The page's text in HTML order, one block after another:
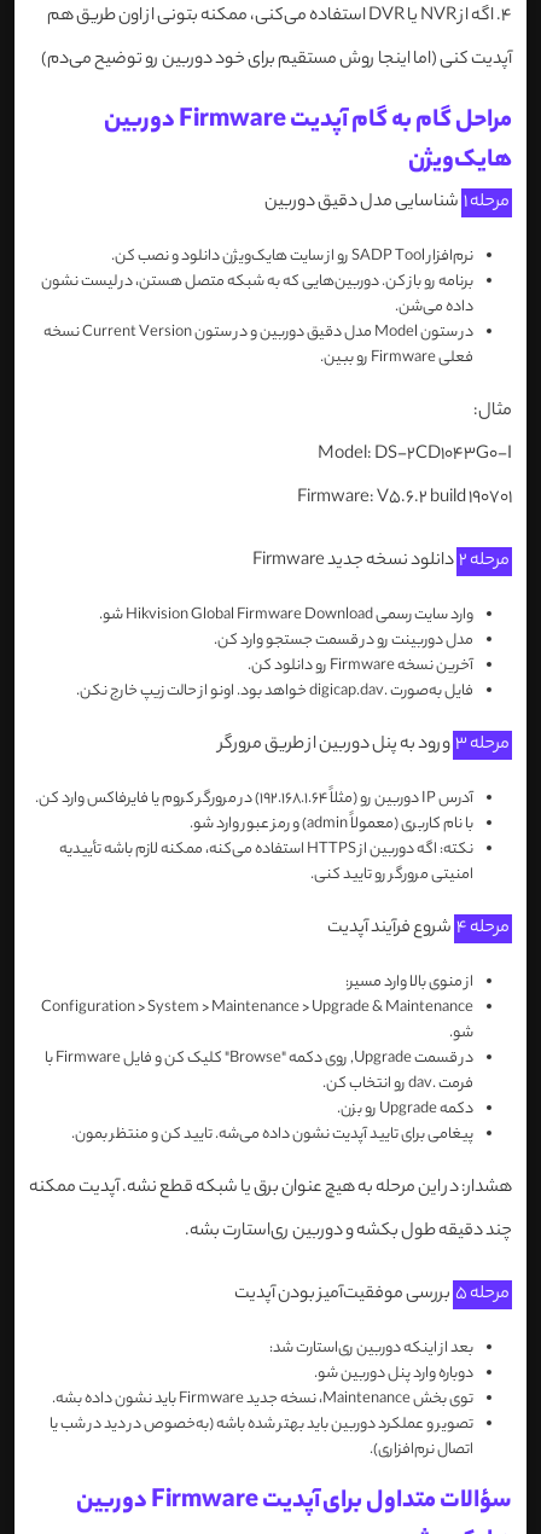
4. اگه از NVR یا DVR استفاده می‌کنی، ممکنه بتونی از اون طریق هم
آپدیت کنی (اما اینجا روش مستقیم برای خود دوربین رو توضیح می‌دم)
مراحل گام به گام آپدیت Firmware دوربین
هایک‌ویژن
مرحله 1 شناسایی مدل دقیق دوربین
نرم‌افزار SADP Tool رو از سایت هایک‌ویژن دانلود و نصب کن.
برنامه رو باز کن. دوربین‌هایی که به شبکه متصل هستن، در لیست نشون
داده می‌شن.
در ستون Model مدل دقیق دوربین و در ستون Current Version نسخه
فعلی Firmware رو ببین.
مثال:
Model: DS-2CD1043G0-I
Firmware: V5.6.2 build 190701
مرحله 2 دانلود نسخه جدید Firmware
وارد سایت رسمی Hikvision Global Firmware Download شو.
مدل دوربینت رو در قسمت جستجو وارد کن.
آخرین نسخه Firmware رو دانلود کن.
فایل به‌صورت .digicap.dav خواهد بود. اونو از حالت زیپ خارج نکن.
مرحله 3 ورود به پنل دوربین از طریق مرورگر
آدرس IP دوربین رو (مثلاً 192.168.1.64) در مرورگر کروم یا فایرفاکس وارد کن.
با نام کاربری (معمولاً admin) و رمز عبور وارد شو.
نکته: اگه دوربین از HTTPS استفاده می‌کنه، ممکنه لازم باشه تأییدیه
امنیتی مرورگر رو تایید کنی.
مرحله 4 شروع فرآیند آپدیت
از منوی بالا وارد مسیر:
Configuration > System > Maintenance > Upgrade & Maintenance
شو.
در قسمت Upgrade, روی دکمه "Browse" کلیک کن و فایل Firmware با
فرمت .dav رو انتخاب کن.
دکمه Upgrade رو بزن.
پیغامی برای تایید آپدیت نشون داده می‌شه. تایید کن و منتظر بمون.
هشدار: در این مرحله به هیچ عنوان برق یا شبکه قطع نشه. آپدیت ممکنه
چند دقیقه طول بکشه و دوربین ری‌استارت بشه.
مرحله 5 بررسی موفقیت‌آمیز بودن آپدیت
بعد از اینکه دوربین ری‌استارت شد:
دوباره وارد پنل دوربین شو.
توی بخش Maintenance، نسخه جدید Firmware باید نشون داده بشه.
تصویر و عملکرد دوربین باید بهتر شده باشه (به‌خصوص در دید در شب یا
اتصال نرم‌افزاری).
سؤالات متداول برای آپدیت Firmware دوربین